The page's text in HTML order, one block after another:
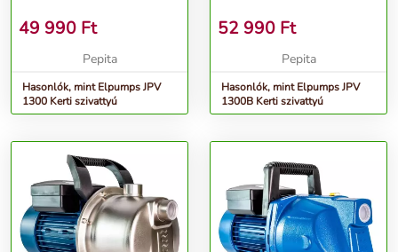
49 990 Ft
Pepita
Hasonlók, mint Elpumps JPV
1300 Kerti szivattyú
52 990 Ft
Pepita
Hasonlók, mint Elpumps JPV
1300B Kerti szivattyú